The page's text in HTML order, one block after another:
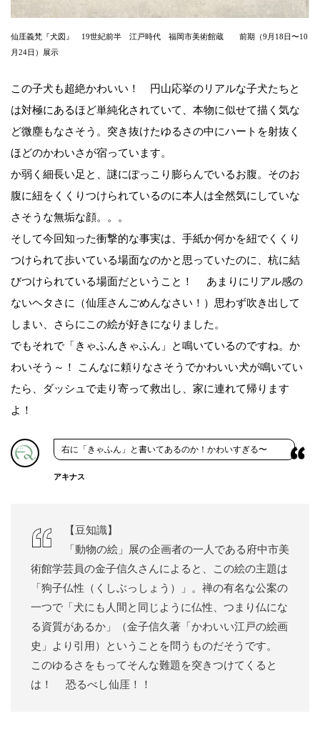
仙厓義梵『犬図』 19世紀前半 江戸時代 福岡市美術館蔵 前期（9月18日〜10
月24日）展示
この子犬も超絶かわいい！ 円山応挙のリアルな子犬たちと
は対極にあるほど単純化されていて、本物に似せて描く気な
ど微塵もなさそう。突き抜けたゆるさの中にハートを射抜く
ほどのかわいさが宿っています。
か弱く細長い足と、謎にぽっこり膨らんでいるお腹。そのお
腹に紐をくくりつけられているのに本人は全然気にしていな
さそうな無垢な顔。。。
そして今回知った衝撃的な事実は、手紙か何かを紐でくくり
つけられて歩いている場面なのかと思っていたのに、杭に結
びつけられている場面だということ！ あまりにリアル感の
ないヘタさに（仙厓さんごめんなさい！）思わず吹き出して
しまい、さらにこの絵が好きになりました。
でもそれで「きゃふんきゃふん」と鳴いているのですね。か
わいそう～！ こんなに頼りなさそうでかわいい犬が鳴いてい
たら、ダッシュで走り寄って救出し、家に連れて帰ります
よ！
右に「きゃふん」と書いてあるのか！かわいすぎる〜
アキナス
【豆知識】
「動物の絵」展の企画者の一人である府中市美
術館学芸員の金子信久さんによると、この絵の主題は
「狗子仏性（くしぶっしょう）」。禅の有名な公案の
一つで「犬にも人間と同じように仏性、つまり仏にな
る資質があるか」（金子信久著「かわいい江戸の絵画
史」より引用）ということを問うものだそうです。
このゆるさをもってそんな難題を突きつけてくると
は！ 恐るべし仙厓！！